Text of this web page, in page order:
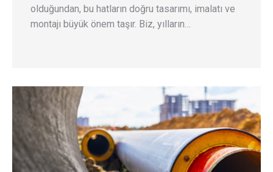
olduğundan, bu hatların doğru tasarımı, imalatı ve
montajı büyük önem taşır. Biz, yılların…